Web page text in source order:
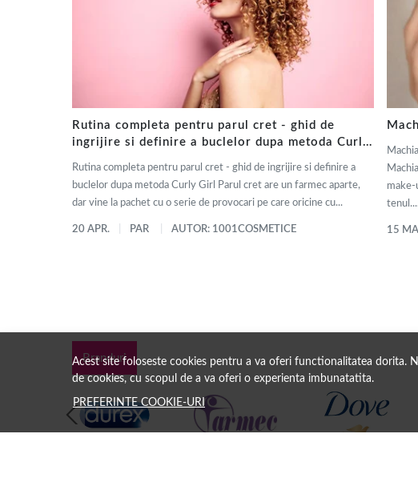
Acest site foloseste cookies pentru a va oferi functionalitatea dorita.
de cookies, cu scopul de a va oferi o experienta imbunatatita.
PREFERINTE COOKIE-URI
Rutina completa pentru parul cret - ghid de
ingrijire si definire a buclelor dupa metoda Curly
Rutina completa pentru parul cret - ghid de ingrijire si definire a
buclelor dupa metoda Curly Girl Parul cret are un farmec aparte,
dar vine la pachet cu o serie de provocari pe care oricine cu...
20 APR. PAR AUTOR: 1001COSMETICE
make-
15
Branduri